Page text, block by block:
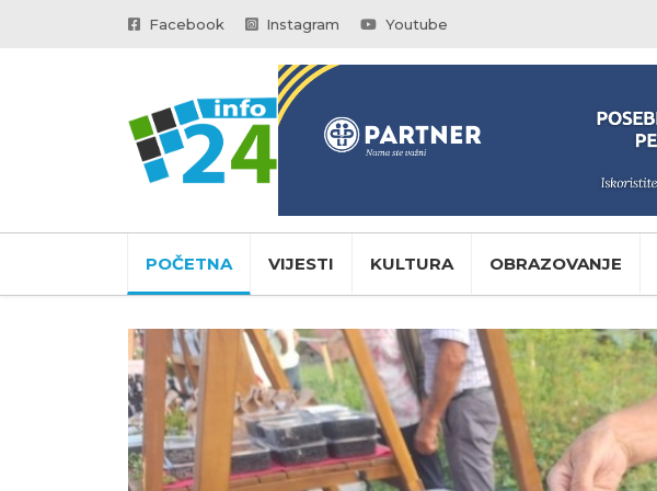
Facebook Instagram Youtube
POČETNA VIJESTI KULTURA OBRAZOVANJE